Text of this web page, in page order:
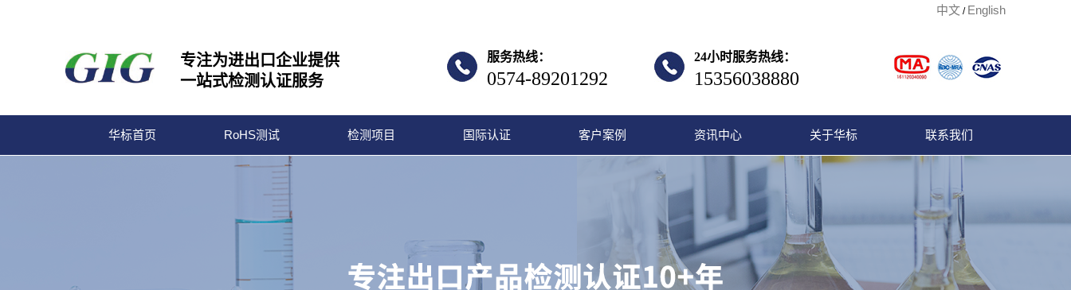
中文 / English
专注为进出口企业提供
一站式检测认证服务
服务热线：
0574-89201292
24小时服务热线：
15356038880
华标首页 RoHS测试 检测项目 国际认证 客户案例 资讯中心 关于华标 联系我们